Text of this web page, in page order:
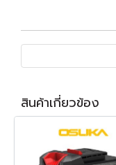
สินค้าเกี่ยวข้อง